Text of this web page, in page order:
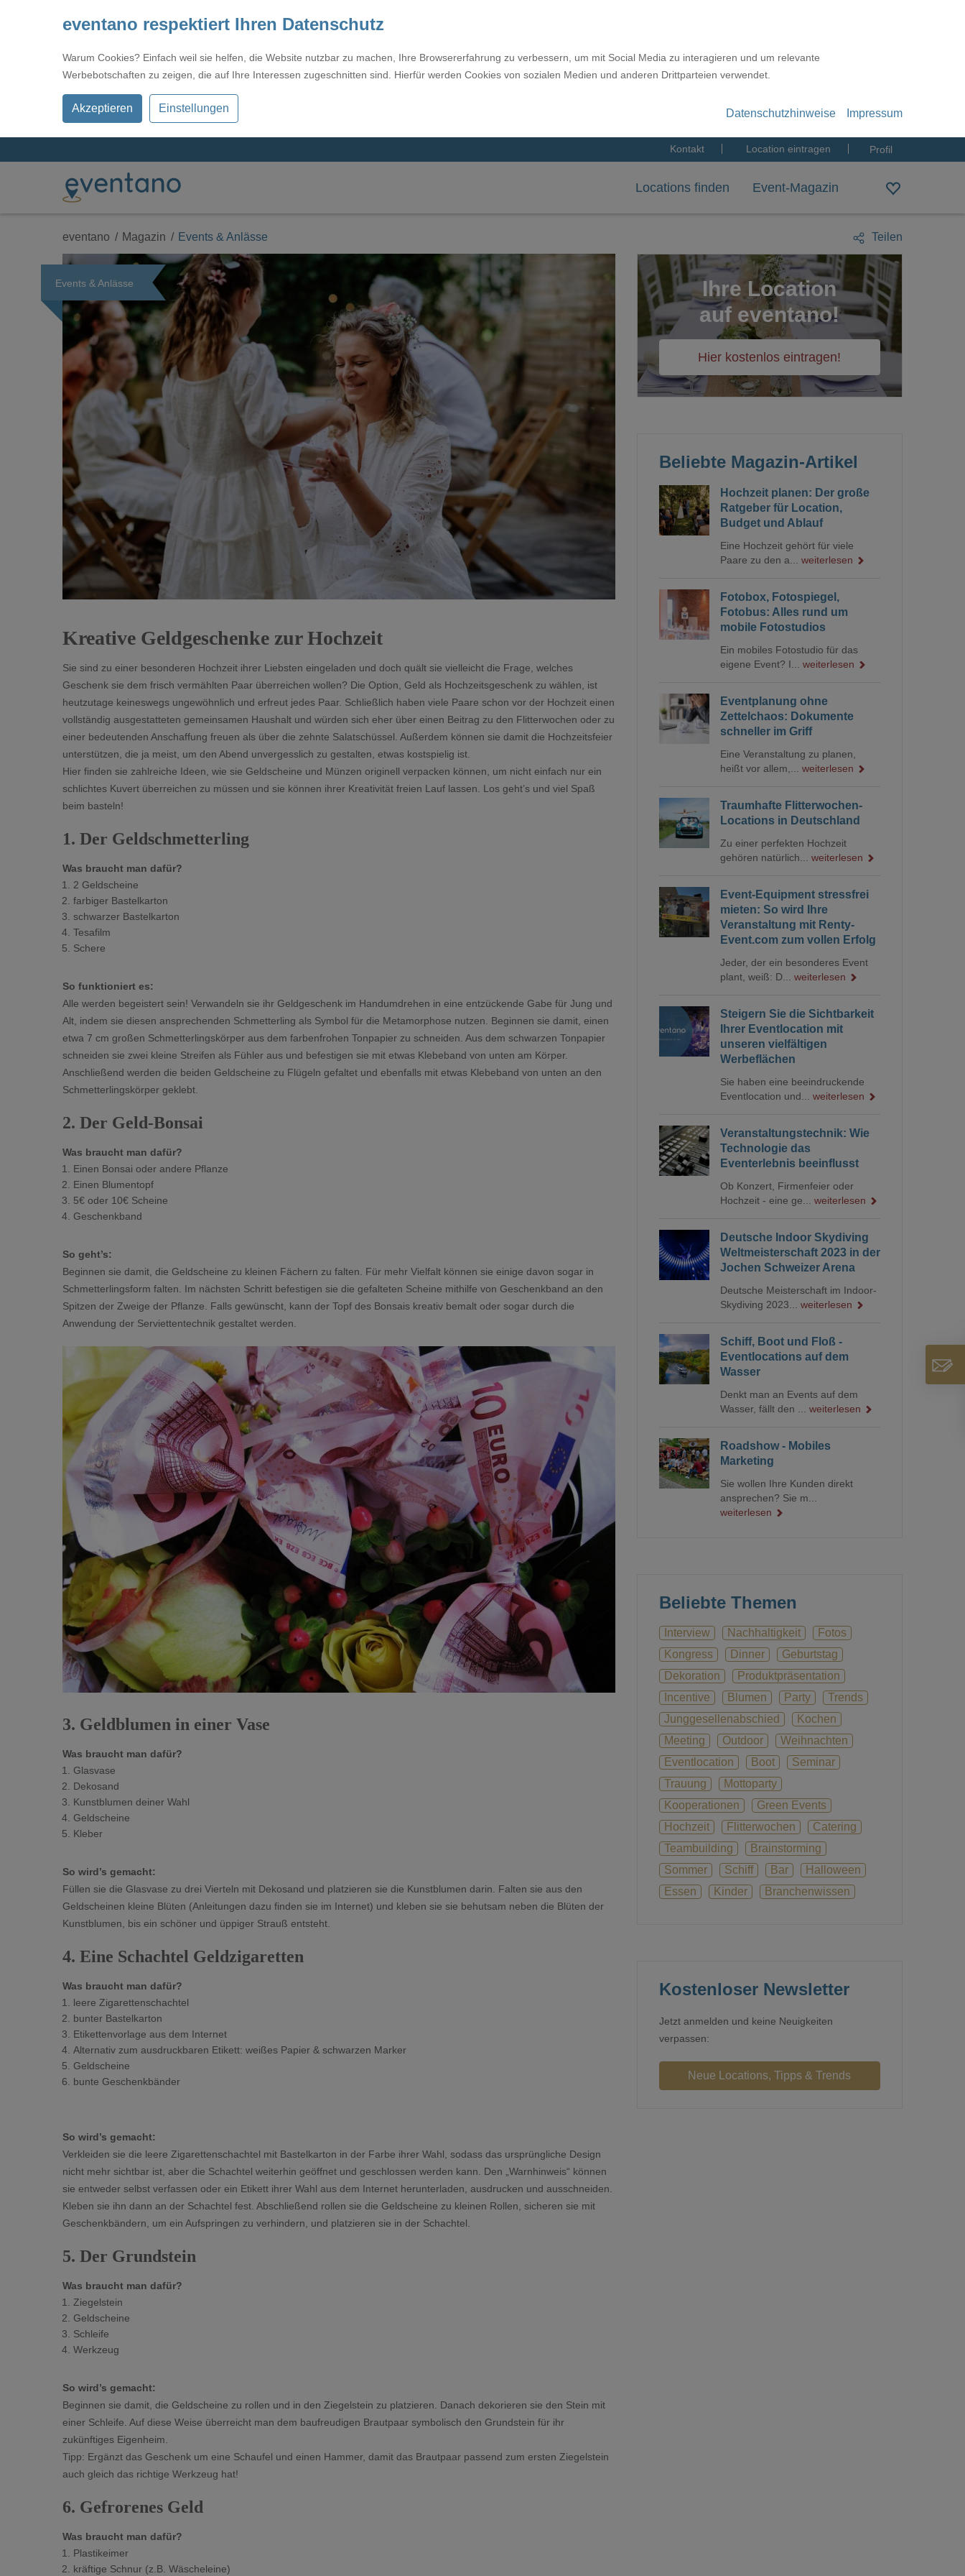
eventano respektiert Ihren Datenschutz
Warum Cookies? Einfach weil sie helfen, die Website nutzbar zu machen, Ihre Browsererfahrung zu verbessern, um mit Social Media zu interagieren und um relevante
Werbebotschaften zu zeigen, die auf Ihre Interessen zugeschnitten sind. Hierfür werden Cookies von sozialen Medien und anderen Drittparteien verwendet.
Akzeptieren Einstellungen Datenschutzhinweise Impressum
Kontakt Location eintragen Profil
Locations finden Event-Magazin
eventano Magazin Events & Anlässe Teilen
Events & Anlässe
Kreative Geldgeschenke zur Hochzeit
Sie sind zu einer besonderen Hochzeit ihrer Liebsten eingeladen und doch quält sie vielleicht die Frage, welches
Geschenk sie dem frisch vermählten Paar überreichen wollen? Die Option, Geld als Hochzeitsgeschenk zu wählen, ist
heutzutage keineswegs ungewöhnlich und erfreut jedes Paar. Schließlich haben viele Paare schon vor der Hochzeit einen
vollständig ausgestatteten gemeinsamen Haushalt und würden sich eher über einen Beitrag zu den Flitterwochen oder zu
einer bedeutenden Anschaffung freuen als über die zehnte Salatschüssel. Außerdem können sie damit die Hochzeitsfeier
unterstützen, die ja meist, um den Abend unvergesslich zu gestalten, etwas kostspielig ist.
Hier finden sie zahlreiche Ideen, wie sie Geldscheine und Münzen originell verpacken können, um nicht einfach nur ein
schlichtes Kuvert überreichen zu müssen und sie können ihrer Kreativität freien Lauf lassen. Los geht’s und viel Spaß
beim basteln!
1. Der Geldschmetterling
Was braucht man dafür?
2 Geldscheine
farbiger Bastelkarton
schwarzer Bastelkarton
Tesafilm
Schere
So funktioniert es:
Alle werden begeistert sein! Verwandeln sie ihr Geldgeschenk im Handumdrehen in eine entzückende Gabe für Jung und
Alt, indem sie diesen ansprechenden Schmetterling als Symbol für die Metamorphose nutzen. Beginnen sie damit, einen
etwa 7 cm großen Schmetterlingskörper aus dem farbenfrohen Tonpapier zu schneiden. Aus dem schwarzen Tonpapier
schneiden sie zwei kleine Streifen als Fühler aus und befestigen sie mit etwas Klebeband von unten am Körper.
Anschließend werden die beiden Geldscheine zu Flügeln gefaltet und ebenfalls mit etwas Klebeband von unten an den
Schmetterlingskörper geklebt.
2. Der Geld-Bonsai
Was braucht man dafür?
Einen Bonsai oder andere Pflanze
Einen Blumentopf
5€ oder 10€ Scheine
Geschenkband
So geht’s:
Beginnen sie damit, die Geldscheine zu kleinen Fächern zu falten. Für mehr Vielfalt können sie einige davon sogar in
Schmetterlingsform falten. Im nächsten Schritt befestigen sie die gefalteten Scheine mithilfe von Geschenkband an den
Spitzen der Zweige der Pflanze. Falls gewünscht, kann der Topf des Bonsais kreativ bemalt oder sogar durch die
Anwendung der Serviettentechnik gestaltet werden.
3. Geldblumen in einer Vase
Was braucht man dafür?
Glasvase
Dekosand
Kunstblumen deiner Wahl
Geldscheine
Kleber
So wird’s gemacht:
Füllen sie die Glasvase zu drei Vierteln mit Dekosand und platzieren sie die Kunstblumen darin. Falten sie aus den
Geldscheinen kleine Blüten (Anleitungen dazu finden sie im Internet) und kleben sie sie behutsam neben die Blüten der
Kunstblumen, bis ein schöner und üppiger Strauß entsteht.
4. Eine Schachtel Geldzigaretten
Was braucht man dafür?
leere Zigarettenschachtel
bunter Bastelkarton
Etikettenvorlage aus dem Internet
Alternativ zum ausdruckbaren Etikett: weißes Papier & schwarzen Marker
Geldscheine
bunte Geschenkbänder
So wird’s gemacht:
Verkleiden sie die leere Zigarettenschachtel mit Bastelkarton in der Farbe ihrer Wahl, sodass das ursprüngliche Design
nicht mehr sichtbar ist, aber die Schachtel weiterhin geöffnet und geschlossen werden kann. Den „Warnhinweis“ können
sie entweder selbst verfassen oder ein Etikett ihrer Wahl aus dem Internet herunterladen, ausdrucken und ausschneiden.
Kleben sie ihn dann an der Schachtel fest. Abschließend rollen sie die Geldscheine zu kleinen Rollen, sicheren sie mit
Geschenkbändern, um ein Aufspringen zu verhindern, und platzieren sie in der Schachtel.
5. Der Grundstein
Was braucht man dafür?
Ziegelstein
Geldscheine
Schleife
Werkzeug
So wird’s gemacht:
Beginnen sie damit, die Geldscheine zu rollen und in den Ziegelstein zu platzieren. Danach dekorieren sie den Stein mit
einer Schleife. Auf diese Weise überreicht man dem baufreudigen Brautpaar symbolisch den Grundstein für ihr
zukünftiges Eigenheim.
Tipp: Ergänzt das Geschenk um eine Schaufel und einen Hammer, damit das Brautpaar passend zum ersten Ziegelstein
auch gleich das richtige Werkzeug hat!
6. Gefrorenes Geld
Was braucht man dafür?
Plastikeimer
kräftige Schnur (z.B. Wäscheleine)
Ihre Location
auf eventano!
Hier kostenlos eintragen!
Beliebte Magazin-Artikel
Hochzeit planen: Der große
Ratgeber für Location,
Budget und Ablauf
Eine Hochzeit gehört für viele
Paare zu den a... weiterlesen
Fotobox, Fotospiegel,
Fotobus: Alles rund um
mobile Fotostudios
Ein mobiles Fotostudio für das
eigene Event? I... weiterlesen
Eventplanung ohne
Zettelchaos: Dokumente
schneller im Griff
Eine Veranstaltung zu planen,
heißt vor allem,... weiterlesen
Traumhafte Flitterwochen-
Locations in Deutschland
Zu einer perfekten Hochzeit
gehören natürlich... weiterlesen
Event-Equipment stressfrei
mieten: So wird Ihre
Veranstaltung mit Renty-
Event.com zum vollen Erfolg
Jeder, der ein besonderes Event
plant, weiß: D... weiterlesen
Steigern Sie die Sichtbarkeit
Ihrer Eventlocation mit
unseren vielfältigen
Werbeflächen
Sie haben eine beeindruckende
Eventlocation und... weiterlesen
Veranstaltungstechnik: Wie
Technologie das
Eventerlebnis beeinflusst
Ob Konzert, Firmenfeier oder
Hochzeit - eine ge... weiterlesen
Deutsche Indoor Skydiving
Weltmeisterschaft 2023 in der
Jochen Schweizer Arena
Deutsche Meisterschaft im Indoor-
Skydiving 2023... weiterlesen
Schiff, Boot und Floß -
Eventlocations auf dem
Wasser
Denkt man an Events auf dem
Wasser, fällt den ... weiterlesen
Roadshow - Mobiles
Marketing
Sie wollen Ihre Kunden direkt
ansprechen? Sie m...
weiterlesen
Beliebte Themen
Interview Nachhaltigkeit
Fotos
Kongress
Dinner
Geburtstag
Dekoration
Produktpräsentation
Incentive
Blumen Party
Trends
Junggesellenabschied
Kochen
Meeting
Outdoor
Weihnachten
Eventlocation
Boot
Seminar
Trauung
Mottoparty
Kooperationen
Green Events
Hochzeit
Flitterwochen
Catering
Teambuilding
Brainstorming
Sommer
Schiff Bar
Halloween
Essen
Kinder Branchenwissen
Kostenloser Newsletter
Jetzt anmelden und keine Neuigkeiten
verpassen: